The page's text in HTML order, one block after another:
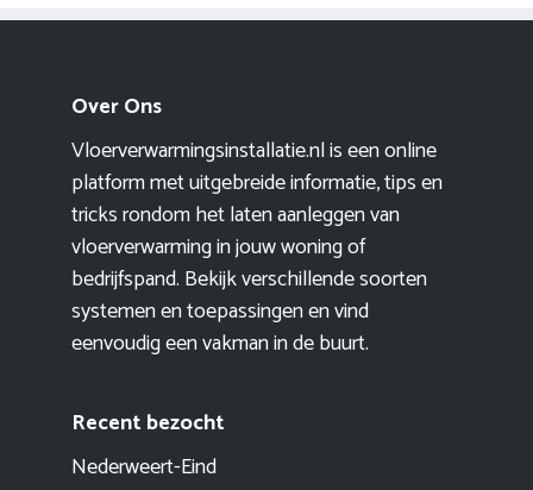
Over Ons
Vloerverwarmingsinstallatie.nl is een online
platform met uitgebreide informatie, tips en
tricks rondom het laten aanleggen van
vloerverwarming in jouw woning of
bedrijfspand. Bekijk verschillende soorten
systemen en toepassingen en vind
eenvoudig een vakman in de buurt.
Recent bezocht
Nederweert-Eind